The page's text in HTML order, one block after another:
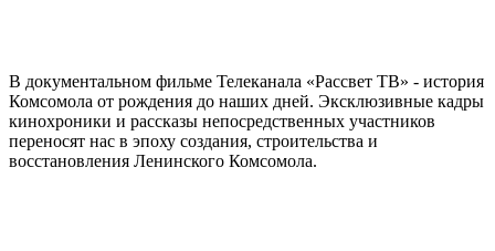
В документальном фильме Телеканала «Рассвет ТВ» - история
Комсомола от рождения до наших дней. Эксклюзивные кадры
кинохроники и рассказы непосредственных участников
переносят нас в эпоху создания, строительства и
восстановления Ленинского Комсомола.